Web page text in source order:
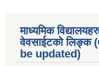
माध्यमिक
वेवसाईटको लिङ्क
be updated)